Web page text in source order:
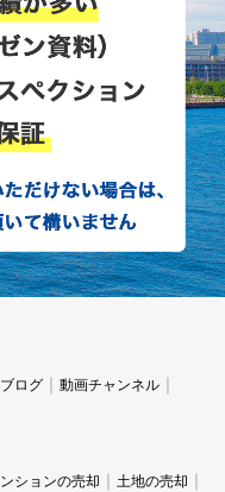
ログ
動画チャンネル
ションの売却
土地の売却